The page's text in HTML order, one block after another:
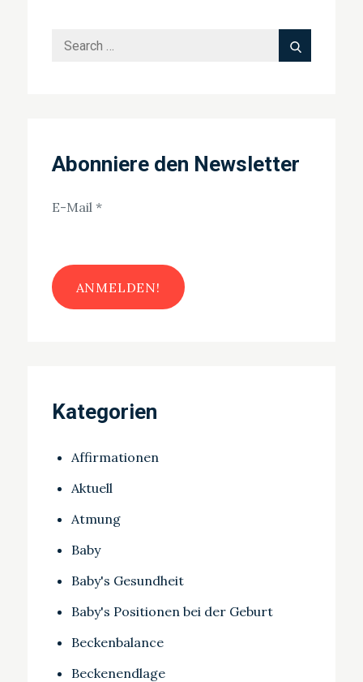
Search
Search
Abonniere den Newsletter
E-Mail *
Kategorien
Affirmationen
Aktuell
Atmung
Baby
Baby's Gesundheit
Baby's Positionen bei der Geburt
Beckenbalance
Beckenendlage